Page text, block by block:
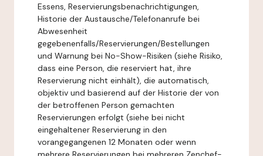
Essens, Reservierungsbenachrichtigungen,
Historie der Austausche/Telefonanrufe bei
Abwesenheit
gegebenenfalls/Reservierungen/Bestellungen
und Warnung bei No-Show-Risiken (siehe Risiko,
dass eine Person, die reserviert hat, ihre
Reservierung nicht einhält), die automatisch,
objektiv und basierend auf der Historie der von
der betroffenen Person gemachten
Reservierungen erfolgt (siehe bei nicht
eingehaltener Reservierung in den
vorangegangenen 12 Monaten oder wenn